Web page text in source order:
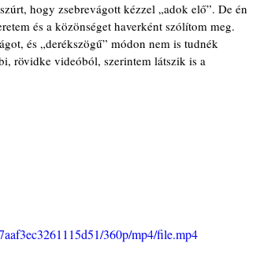
hogy zsebrevágott kézzel „adok elő”. De én
és a közönséget haverként szólítom meg.
és „derékszögű” módon nem is tudnék
rövidke videóból, szerintem látszik is a
360p/mp4/file.mp4